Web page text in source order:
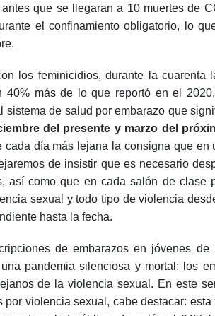
que se llegaran a 10 muertes de
el confinamiento obligatorio, lo
los feminicidios, durante la
40% más de lo que reportó en el
sistema de salud por embarazo que
del presente y marzo del
cada día más lejana la consigna que
de insistir que es necesario
así como que en cada salón de clase
sexual y todo tipo de violencia
hasta la fecha.
de embarazos en jóvenes
pandemia silenciosa y mortal: los
de la violencia sexual. En este
por violencia sexual, cabe destacar: